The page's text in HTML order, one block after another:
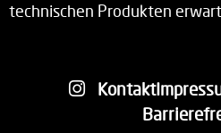
technischen Produkten
Kontakt